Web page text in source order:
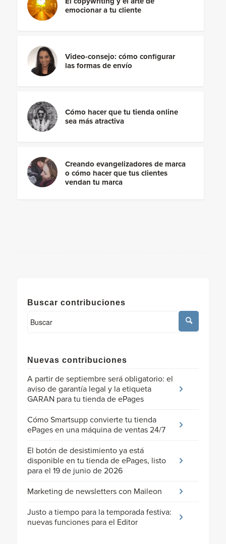
emocionar a tu cliente
Video-consejo: cómo configurar
las formas de envío
Cómo hacer que tu tienda online
sea más atractiva
Creando evangelizadores de marca
o cómo hacer que tus clientes
vendan tu marca
Buscar contribuciones
Nuevas contribuciones
A partir de septiembre será obligatorio: el
aviso de garantía legal y la etiqueta
GARAN para tu tienda de ePages
Cómo Smartsupp convierte tu tienda
ePages en una máquina de ventas 24/7
El botón de desistimiento ya está
disponible en tu tienda de ePages, listo
para el 19 de junio de 2026
Marketing de newsletters con Maileon
Justo a tiempo para la temporada festiva:
nuevas funciones para el Editor